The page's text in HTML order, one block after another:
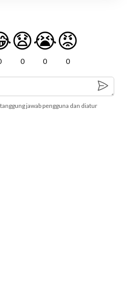
😧
0
😭
0
😡
0
jawab pengguna dan diatur